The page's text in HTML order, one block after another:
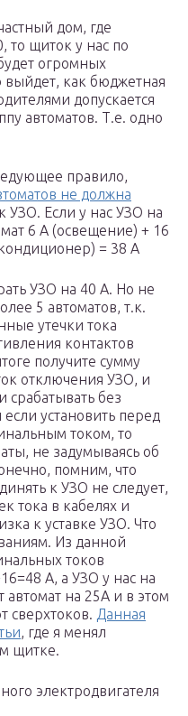
дом, где
то щиток у нас по
огромных
выйдет, как бюджетная
допускается
автоматов. Т.е. одно
правило,
не должна
УЗО. Если у нас УЗО на
6 А (освещение) + 16
= 38 А
УЗО на 40 А. Но не
5 автоматов, т.к.
утечки тока
контактов
получите сумму
отключения УЗО, и
срабатывать без
установить перед
током, то
не задумываясь об
помним, что
к УЗО не следует,
тока в кабелях и
к уставке УЗО. Что
Из данной
токов
А, а УЗО у нас на
автомат на 25А и в этом
сверхтоков. Данная
, где я менял
щитке.
электродвигателя